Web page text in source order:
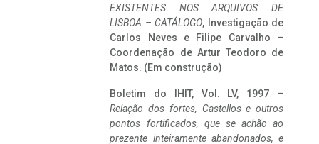
EXISTENTES NOS ARQUIVOS DE
LISBOA – CATÁLOGO, Investigação de
Carlos Neves e Filipe Carvalho –
Coordenação de Artur Teodoro de
Matos. (Em construção)
Boletim do IHIT, Vol. LV, 1997 –
Relação dos fortes, Castellos e outros
pontos fortificados, que se achão ao
prezente inteiramente abandonados, e